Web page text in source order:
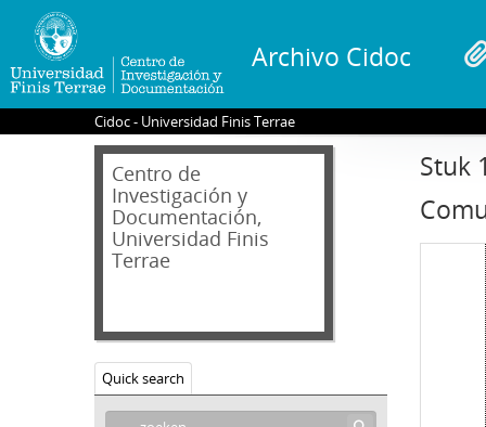
Archivo Cidoc
Cidoc - Universidad Finis Terrae
Centro de
Investigación y
Documentación,
Universidad Finis
Terrae
Quick search
Stuk